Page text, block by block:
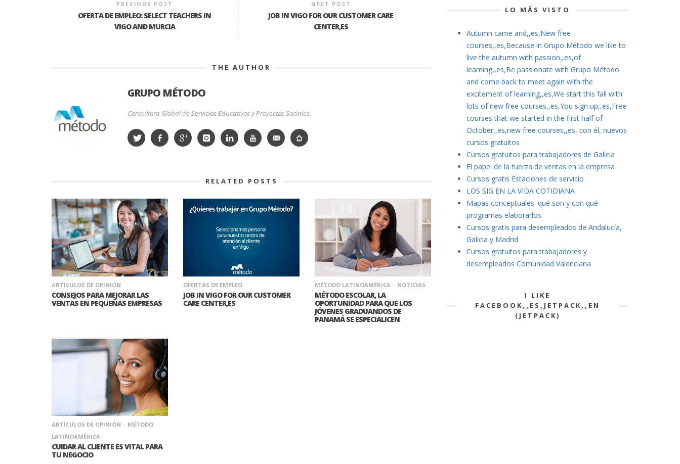
PREVIOUS POST
OFERTA DE EMPLEO: SELECT TEACHERS IN
VIGO AND MURCIA
NEXT POST
JOB IN VIGO FOR OUR CUSTOMER CARE
CENTER,ES
THE AUTHOR
GRUPO MÉTODO
Consultora Global de Servicios Educativos y Proyectos Sociales.
RELATED POSTS
ARTÍCULOS DE OPINIÓN
CONSEJOS PARA MEJORAR LAS
VENTAS EN PEQUEÑAS EMPRESAS
OFERTAS DE EMPLEO
JOB IN VIGO FOR OUR CUSTOMER
CARE CENTER,ES
MÉTODO LATINOAMÉRICA NOTICIAS
MÉTODO ESCOLAR, LA
OPORTUNIDAD PARA QUE LOS
JÓVENES GRADUANDOS DE
PANAMÁ SE ESPECIALICEN
ARTÍCULOS DE OPINIÓN
MÉTODO
LATINOAMÉRICA
CUIDAR AL CLIENTE ES VITAL PARA
TU NEGOCIO
LO MÁS VISTO
Autumn came and,,es,New free
courses,,es,Because in Grupo Método we like to
live the autumn with passion,,es,of
learning,,es,Be passionate with Grupo Método
and come back to meet again with the
excitement of learning,,es,We start this fall with
lots of new free courses,,es,You sign up,,es,Free
courses that we started in the first half of
October,,es,new free courses,,es, con él, nuevos
cursos gratuitos
Cursos gratuitos para trabajadores de Galicia
El papel de la fuerza de ventas en la empresa
Cursos gratis Estaciones de servicio
LOS SIG EN LA VIDA COTIDIANA
Mapas conceptuales: qué son y con qué
programas elaborarlos
Cursos gratis para desempleados de Andalucía,
Galicia y Madrid
Cursos gratuitos para trabajadores y
desempleados Comunidad Valenciana
I LIKE
FACEBOOK,,ES,JETPACK,,EN
(JETPACK)